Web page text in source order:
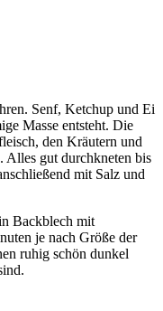
Senf, Ketchup und Ei
Masse entsteht. Die
den Kräutern und
Alles gut durchkneten bis
mit Salz und
Backblech mit
je nach Größe der
ruhig schön dunkel